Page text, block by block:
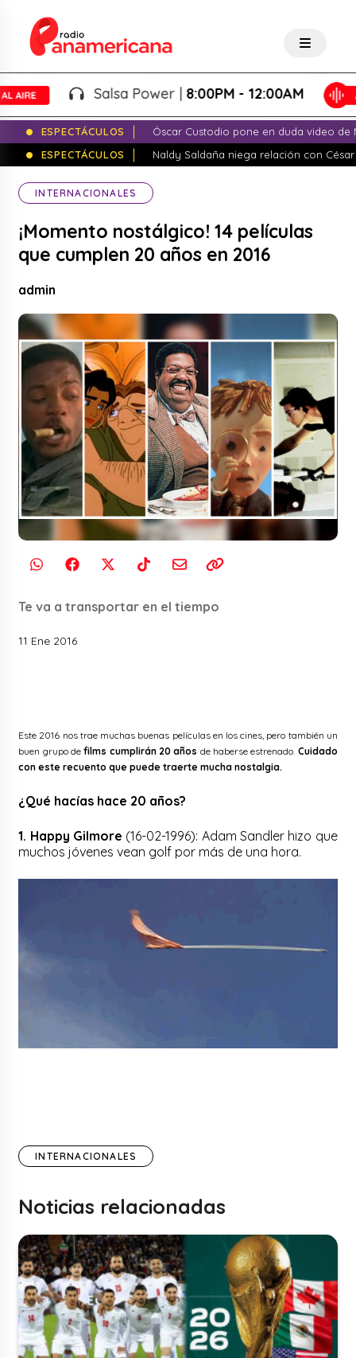
Salsa Power |8:00PM - 12:00AM
ESPECTÁCULOS
Óscar Custodio pone en duda video de
ESPECTÁCULOS
Naldy Saldaña niega relación con
INTERNACIONALES
¡Momento nostálgico! 14 películas
que cumplen 20 años en 2016
admin
Te va a transportar en el tiempo
11 Ene 2016
Este 2016 nos trae muchas buenas películas en los cines, pero también un
buen grupo defilms cumplirán 20 años de haberse estrenado. Cuidado
con este recuento que puede traerte mucha nostalgia.
¿Qué hacías hace 20 años?
1. Happy Gilmore (16-02-1996): Adam Sandler hizo que
muchos jóvenes vean golf por más de una hora.
INTERNACIONALES
Noticias relacionadas